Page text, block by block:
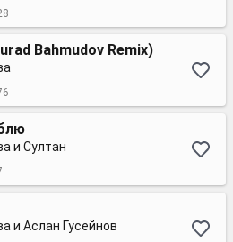
Bahmudov Remix)
и Султан
и Аслан Гусейнов